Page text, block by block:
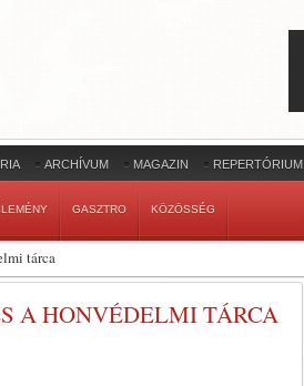
ARCHÍVUM MAGAZIN REPERTÓRIUM
GASZTRO KÖZÖSSÉG
tárca
A HONVÉDELMI TÁRCA